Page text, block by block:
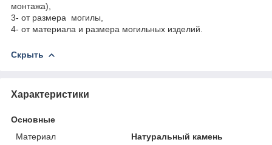
монтажа),
3- от размера могилы,
4- от материала и размера могильных изделий.
Скрыть
Характеристики
Основные
Материал
Натуральный камень